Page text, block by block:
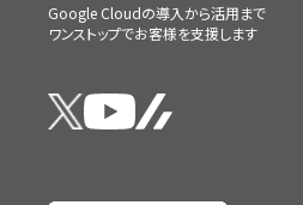
Google Cloudの導入から活用まで
ワンストップでお客様を支援します